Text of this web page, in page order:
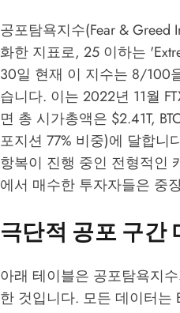
공포탐욕지수(Fear &
화한 지표로, 25 이하는
30일 현재 이 지수는 8/100
습니다. 이는 2022년 11월
면 총 시가총액은 $2.41T,
포지션 77% 비중)에 달합니
항복이 진행 중인 전형적인
에서 매수한 투자자들은 중
극단적 공포 구간
아래 테이블은 공포탐욕지
한 것입니다. 모든 데이터는